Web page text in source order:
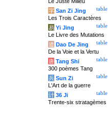
table
字 San Zi Jing
Les Trois Caractères
table
易 Yi Jing
Le Livre des Mutations
table
道 Dao De Jing
De la Voie et la Vertu
table
唐 Tang Shi
300 poèmes Tang
table
兵 Sun Zi
L'Art de la guerre
table
计 36 Ji
Trente-six stratagèmes